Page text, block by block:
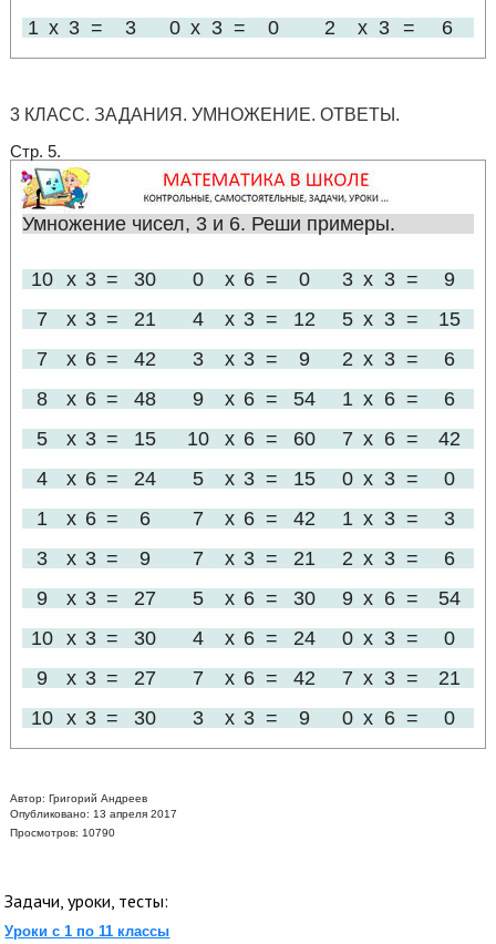
1 x 3 = 3 0 x 3 = 0 2 x 3 = 6
3 КЛАСС. ЗАДАНИЯ. УМНОЖЕНИЕ. ОТВЕТЫ.
Стр. 5.
Умножение чисел, 3 и 6. Реши примеры.
10 x 3 = 30 0 x 6 = 0 3 x 3 =
9
7
x 3 = 21 4 x 3 = 12 5 x 3 =
15
7
x 6 = 42 3 x 3 = 9 2 x 3 =
6
8
x 6 = 48 9 x 6 = 54 1 x 6 =
6
5
x 3 = 15 10 x 6 = 60 7 x 6 =
42
4
x 6 = 24 5 x 3 = 15 0 x 3 =
0
1
x 6 = 6 7 x 6 = 42 1 x 3 =
3
3
x 3 = 9 7 x 3 = 21 2 x 3 =
6
9
x 3 = 27 5 x 6 = 30 9 x 6 =
54
10
x 3 = 30 4 x 6 = 24 0 x 3 =
0
9
x 3 = 27 7 x 6 = 42 7 x 3 =
21
10
x 3 = 30 3 x 3 = 9 0 x 6 = 0
Автор: Григорий Андреев
Опубликовано: 13 апреля 2017
Просмотров: 10790
Задачи, уроки, тесты:
Уроки с 1 по 11 классы